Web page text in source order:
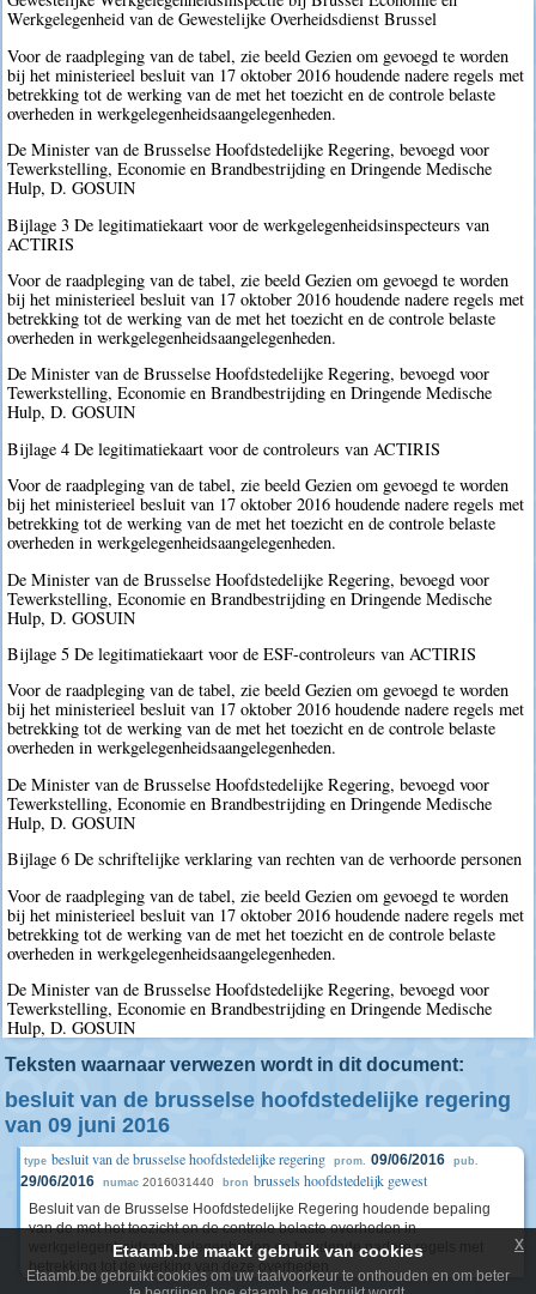
Werkgelegenheid van de Gewestelijke Overheidsdienst Brussel
Voor de raadpleging van de tabel, zie beeld Gezien om gevoegd te worden
bij het ministerieel besluit van 17 oktober 2016 houdende nadere regels met
betrekking tot de werking van de met het toezicht en de controle belaste
overheden in werkgelegenheidsaangelegenheden.
De Minister van de Brusselse Hoofdstedelijke Regering, bevoegd voor
Tewerkstelling, Economie en Brandbestrijding en Dringende Medische
Hulp, D. GOSUIN
Bijlage 3 De legitimatiekaart voor de werkgelegenheidsinspecteurs van
ACTIRIS
Voor de raadpleging van de tabel, zie beeld Gezien om gevoegd te worden
bij het ministerieel besluit van 17 oktober 2016 houdende nadere regels met
betrekking tot de werking van de met het toezicht en de controle belaste
overheden in werkgelegenheidsaangelegenheden.
De Minister van de Brusselse Hoofdstedelijke Regering, bevoegd voor
Tewerkstelling, Economie en Brandbestrijding en Dringende Medische
Hulp, D. GOSUIN
Bijlage 4 De legitimatiekaart voor de controleurs van ACTIRIS
Voor de raadpleging van de tabel, zie beeld Gezien om gevoegd te worden
bij het ministerieel besluit van 17 oktober 2016 houdende nadere regels met
betrekking tot de werking van de met het toezicht en de controle belaste
overheden in werkgelegenheidsaangelegenheden.
De Minister van de Brusselse Hoofdstedelijke Regering, bevoegd voor
Tewerkstelling, Economie en Brandbestrijding en Dringende Medische
Hulp, D. GOSUIN
Bijlage 5 De legitimatiekaart voor de ESF-controleurs van ACTIRIS
Voor de raadpleging van de tabel, zie beeld Gezien om gevoegd te worden
bij het ministerieel besluit van 17 oktober 2016 houdende nadere regels met
betrekking tot de werking van de met het toezicht en de controle belaste
overheden in werkgelegenheidsaangelegenheden.
De Minister van de Brusselse Hoofdstedelijke Regering, bevoegd voor
Tewerkstelling, Economie en Brandbestrijding en Dringende Medische
Hulp, D. GOSUIN
Bijlage 6 De schriftelijke verklaring van rechten van de verhoorde personen
Voor de raadpleging van de tabel, zie beeld Gezien om gevoegd te worden
bij het ministerieel besluit van 17 oktober 2016 houdende nadere regels met
betrekking tot de werking van de met het toezicht en de controle belaste
overheden in werkgelegenheidsaangelegenheden.
De Minister van de Brusselse Hoofdstedelijke Regering, bevoegd voor
Tewerkstelling, Economie en Brandbestrijding en Dringende Medische
Hulp, D. GOSUIN
Teksten waarnaar verwezen wordt in dit document:
besluit van de brusselse hoofdstedelijke regering
van 09 juni 2016
type besluit van de brusselse hoofdstedelijke regering prom. 09/06/2016 pub.
29/06/2016 numac 2016031440 bron brussels hoofdstedelijk gewest
Besluit van de Brusselse Hoofdstedelijke Regering houdende bepaling
van de met het toezicht en de controle belaste overheden in
werkgelegenheidsaangelegenheden en houdende nadere regels met
betrekking tot de werking van deze overheden
Etaamb.be maakt gebruik van cookies
Etaamb.be gebruikt cookies om uw taalvoorkeur te onthouden en om beter
x